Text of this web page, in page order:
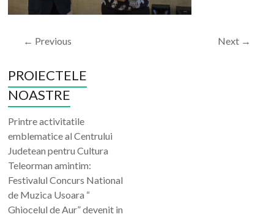
← Previous Next →
PROIECTELE
NOASTRE
Printre activitatile
emblematice al Centrului
Judetean pentru Cultura
Teleorman amintim:
Festivalul Concurs National
de Muzica Usoara “
Ghiocelul de Aur” devenit in